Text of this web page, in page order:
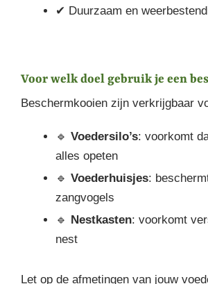
✔ Duurzaam en
Voor welk doel gebruik je een
Beschermkooien zijn verkrijgbaar
🔹 Voedersilo’s: voorkomt
alles opeten
🔹 Voederhuisjes:
zangvogels
🔹
Nestkasten: voorkomt
nest
Let op de afmetingen van jouw